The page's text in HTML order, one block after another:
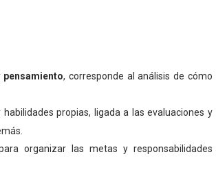
pensamiento, corresponde al análisis de cómo
propias, ligada a las evaluaciones y
organizar las metas y responsabilidades